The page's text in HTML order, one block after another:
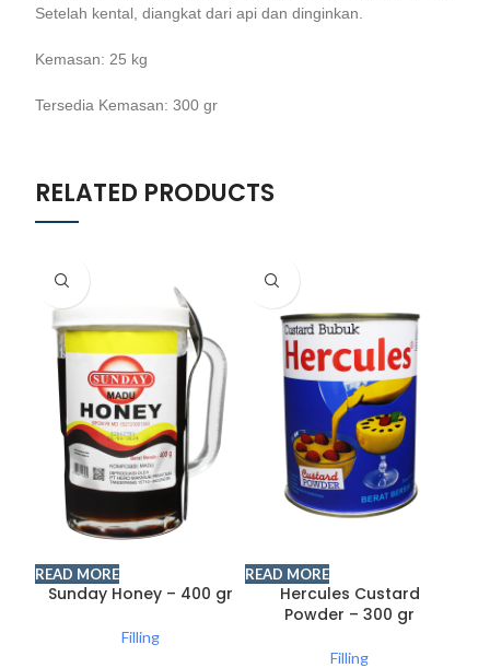
Setelah kental, diangkat dari api dan dinginkan.
Kemasan: 25 kg
Tersedia Kemasan: 300 gr
RELATED PRODUCTS
READ MORE
Sunday Honey – 400 gr
Filling
READ MORE
Hercules Custard
Powder – 300 gr
Filling